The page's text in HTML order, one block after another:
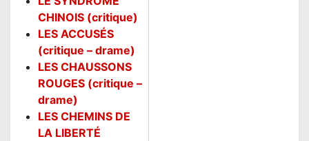
CHINOIS (critique)
LES ACCUSÉS
(critique – drame)
LES CHAUSSONS
ROUGES (critique –
drame)
LES CHEMINS DE
LA LIBERTÉ